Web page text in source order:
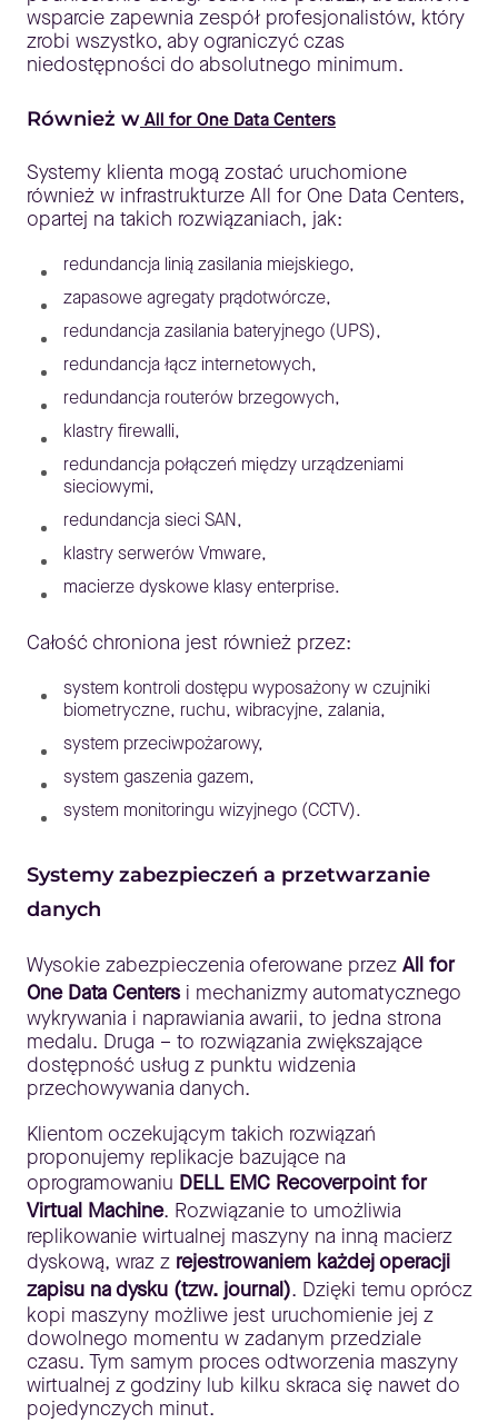
wsparcie zapewnia zespół profesjonalistów, który
zrobi wszystko, aby ograniczyć czas
niedostępności do absolutnego minimum.
Również wAll for One Data Centers
Systemy klienta mogą zostać uruchomione
również w infrastrukturze All for One Data Centers,
opartej na takich rozwiązaniach, jak:
redundancja linią zasilania miejskiego,
zapasowe agregaty prądotwórcze,
redundancja zasilania bateryjnego (UPS),
redundancja łącz internetowych,
redundancja routerów brzegowych,
klastry firewalli,
redundancja połączeń między urządzeniami
sieciowymi,
redundancja sieci SAN,
klastry serwerów Vmware,
macierze dyskowe klasy enterprise.
Całość chroniona jest również przez:
system kontroli dostępu wyposażony w czujniki
biometryczne, ruchu, wibracyjne, zalania,
system przeciwpożarowy,
system gaszenia gazem,
system monitoringu wizyjnego (CCTV).
Systemy zabezpieczeń a przetwarzanie
danych
Wysokie zabezpieczenia oferowane przez All for
One Data Centers i mechanizmy automatycznego
wykrywania i naprawiania awarii, to jedna strona
medalu. Druga – to rozwiązania zwiększające
dostępność usług z punktu widzenia
przechowywania danych.
Klientom oczekującym takich rozwiązań
proponujemy replikacje bazujące na
oprogramowaniu DELL EMC Recoverpoint for
Virtual Machine. Rozwiązanie to umożliwia
replikowanie wirtualnej maszyny na inną macierz
dyskową, wraz z rejestrowaniem każdej operacji
zapisu na dysku (tzw. journal). Dzięki temu oprócz
kopi maszyny możliwe jest uruchomienie jej z
dowolnego momentu w zadanym przedziale
czasu. Tym samym proces odtworzenia maszyny
wirtualnej z godziny lub kilku skraca się nawet do
pojedynczych minut.